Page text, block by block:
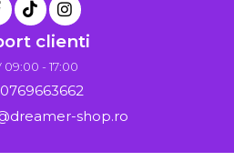
clienti
09:00 - 17:00
0769663662
shop.ro